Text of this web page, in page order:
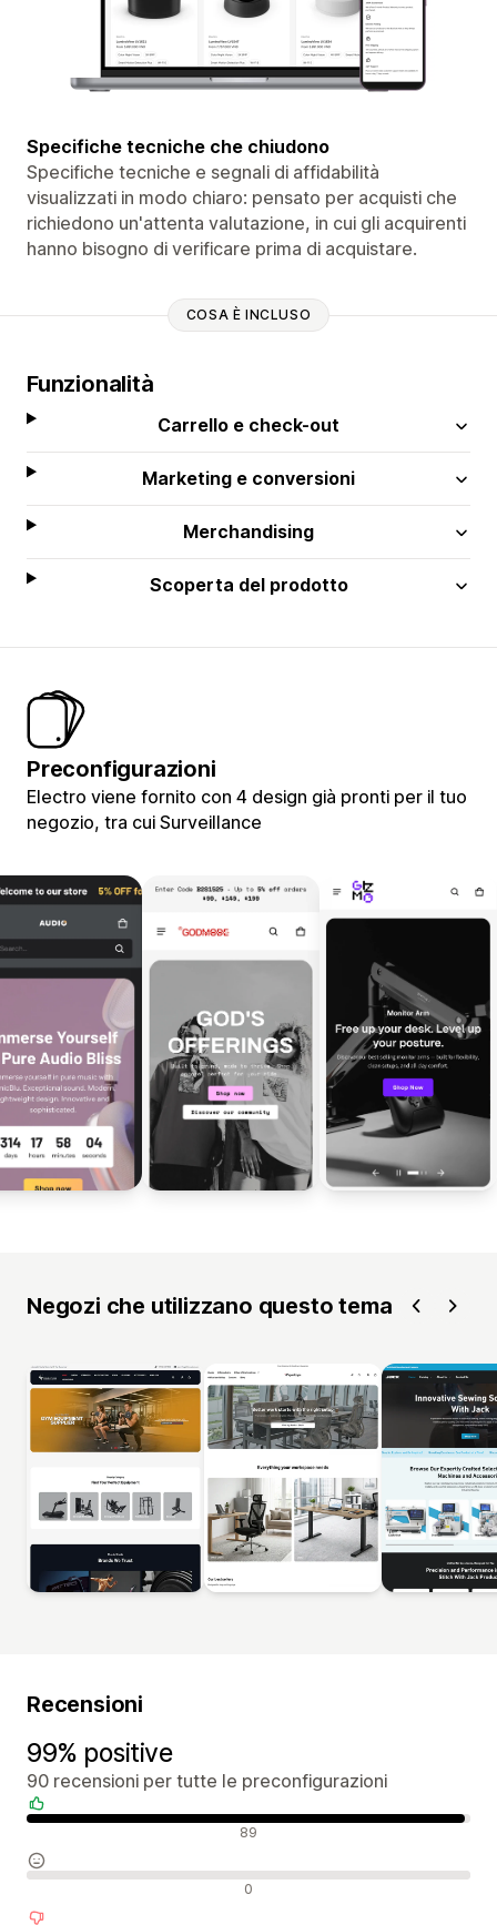
Specifiche tecniche che chiudono
Specifiche tecniche e segnali di affidabilità
visualizzati in modo chiaro: pensato per acquisti che
richiedono un'attenta valutazione, in cui gli acquirenti
hanno bisogno di verificare prima di acquistare.
COSA È INCLUSO
Funzionalità
Carrello e check-out
Marketing e conversioni
Merchandising
Scoperta del prodotto
Preconfigurazioni
Electro viene fornito con 4 design già pronti per il tuo
negozio, tra cui Surveillance
Negozi che utilizzano questo tema
Recensioni
99% positive
90 recensioni per tutte le preconfigurazioni
Recensioni positive 89
Recensioni neutrali 0